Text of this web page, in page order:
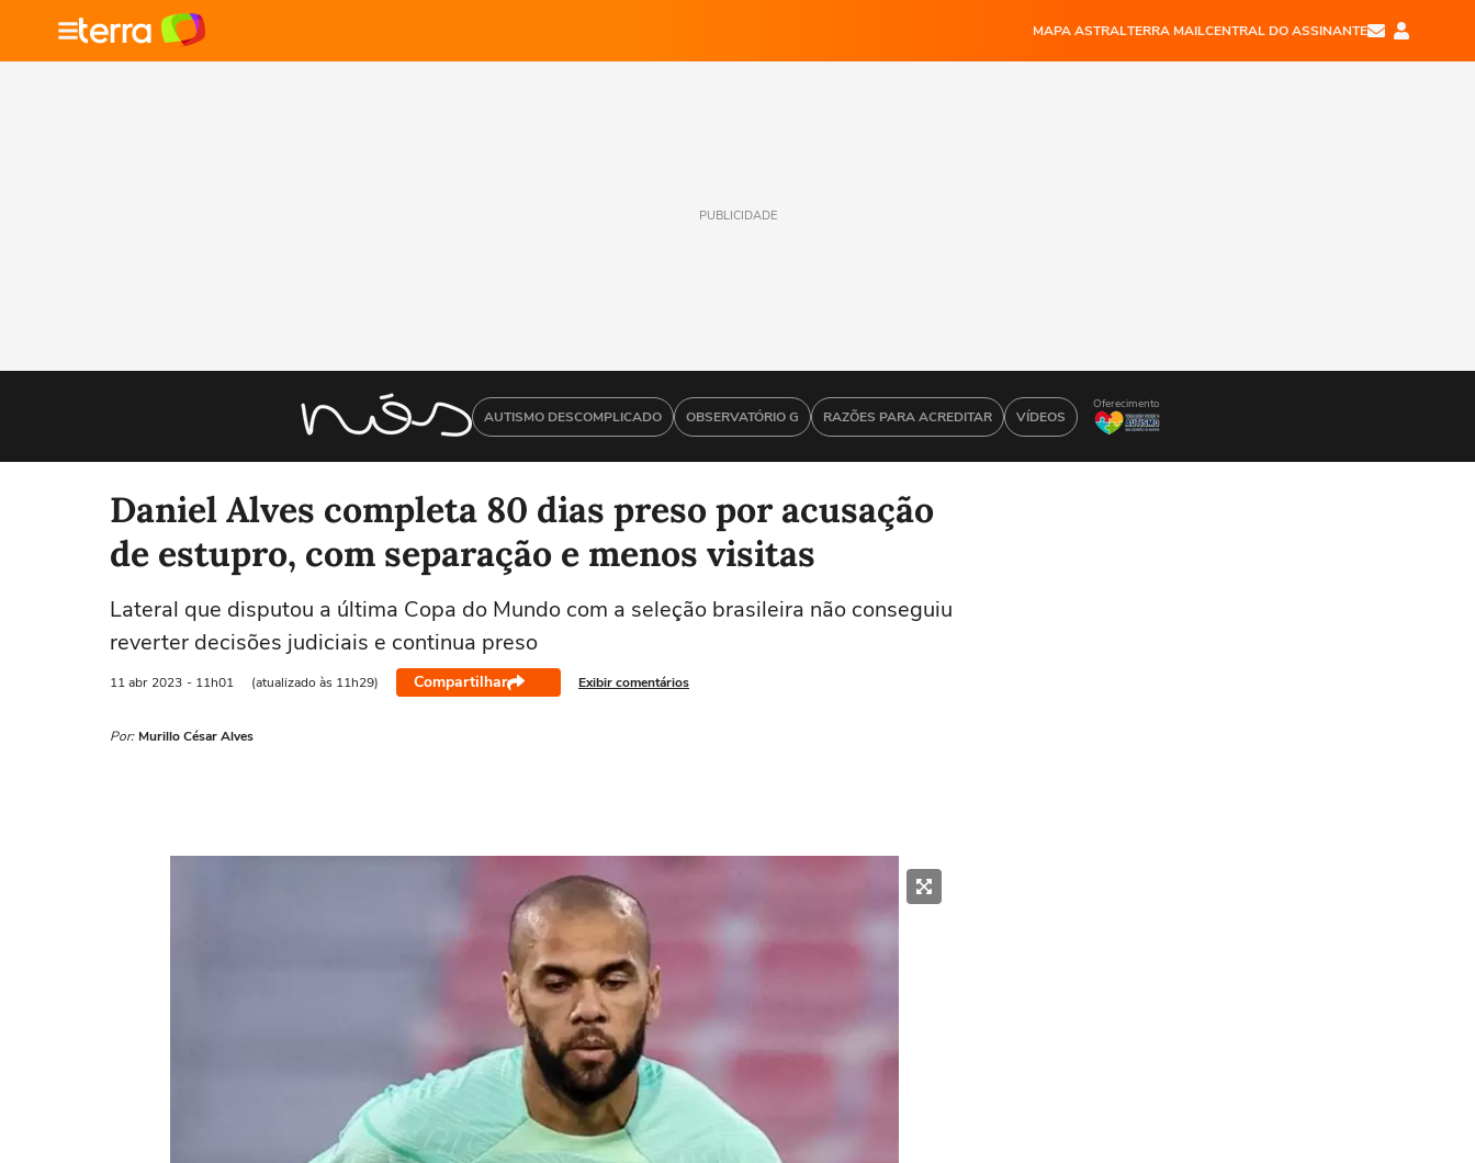
MAPA ASTRALTERRA MAILCENTRAL DO ASSINANTE
PUBLICIDADE
AUTISMO DESCOMPLICADO OBSERVATÓRIO G RAZÕES PARA ACREDITAR VÍDEOS
Oferecimento
Daniel Alves completa 80 dias preso por acusação
de estupro, com separação e menos visitas
Lateral que disputou a última Copa do Mundo com a seleção brasileira não conseguiu
reverter decisões judiciais e continua preso
11 abr 2023 - 11h01 (atualizado às 11h29) Compartilhar Exibir comentários
Por: Murillo César Alves